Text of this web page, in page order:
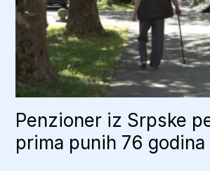
Penzioner iz Srpske
prima punih 76 godina